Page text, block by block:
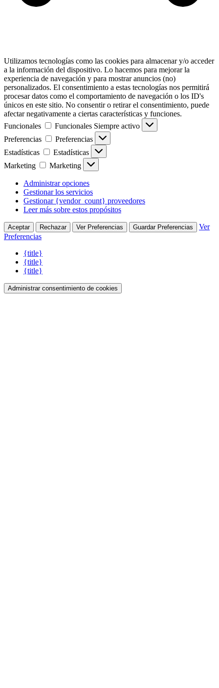
Utilizamos tecnologías como las cookies para almacenar y/o acceder
a la información del dispositivo. Lo hacemos para mejorar la
experiencia de navegación y para mostrar anuncios (no)
personalizados. El consentimiento a estas tecnologías nos permitirá
procesar datos como el comportamiento de navegación o los ID's
únicos en este sitio. No consentir o retirar el consentimiento, puede
afectar negativamente a ciertas características y funciones.
Funcionales
Funcionales Siempre activo
Preferencias
Preferencias
Estadísticas
Estadísticas
Marketing
Marketing
Administrar opciones
Gestionar los servicios
Gestionar {vendor_count} proveedores
Leer más sobre estos propósitos
Aceptar Rechazar Ver Preferencias Guardar Preferencias
Ver
Preferencias
{title}
{title}
{title}
Administrar consentimiento de cookies